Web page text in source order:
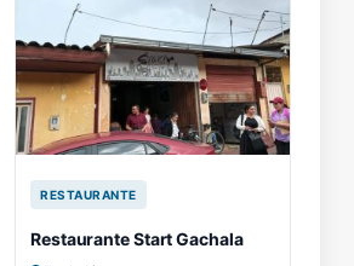
RESTAURANTE
Restaurante Start Gachala